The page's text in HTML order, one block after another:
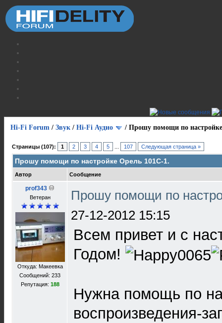
Hi-Fi Forum / Звук / Hi-Fi Аудио / Прошу помощи по
Страницы (107): 1 2 3 4 5 107 Следующая страница »
Прошу помощи по настройке Орель 101С-1.
Автор Сообщение
prof343
Ветеран
Откуда: Макеевка
Сообщений: 233
Репутация: 188
Прошу помощи по
27-12-2012 15:15
Всем привет и с
Годом!
Нужна помощь по
воспроизведения-